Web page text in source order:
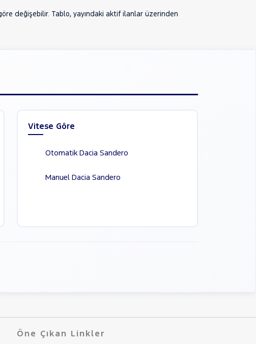
değişebilir. Tablo, yayındaki aktif ilanlar üzerinden
Vitese Göre
Otomatik Dacia Sandero
Manuel Dacia Sandero
Öne Çıkan Linkler